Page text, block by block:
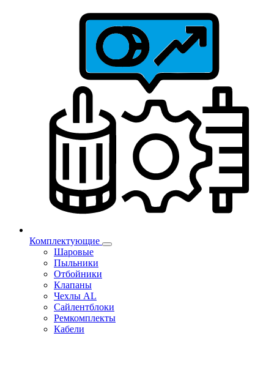
Комплектующие
Шаровые
Пыльники
Отбойники
Клапаны
Чехлы AL
Сайлентблоки
Ремкомплекты
Кабели